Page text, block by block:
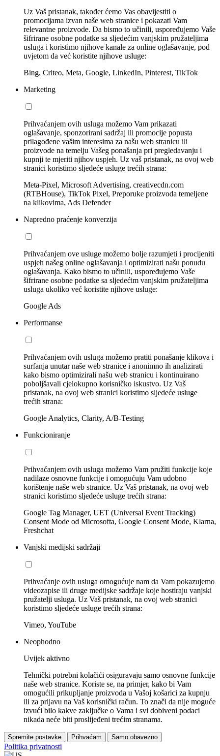
Uz Vaš pristanak, također ćemo Vas obavijestiti o
promocijama izvan naše web stranice i pokazati Vam
relevantne proizvode. Da bismo to učinili, uspoređujemo Vaše
šifrirane osobne podatke sa sljedećim vanjskim pružateljima
usluga i koristimo njihove kanale za online oglašavanje, pod
uvjetom da već koristite njihove usluge:
Bing, Criteo, Meta, Google, LinkedIn, Pinterest, TikTok
Marketing
Prihvaćanjem ovih usluga možemo Vam prikazati
oglašavanje, sponzorirani sadržaj ili promocije popusta
prilagođene vašim interesima za našu web stranicu ili
proizvode na temelju Vašeg ponašanja pri pregledavanju i
kupnji te mjeriti njihov uspjeh. Uz vaš pristanak, na ovoj web
stranici koristimo sljedeće usluge trećih strana:
Meta-Pixel, Microsoft Advertising, creativecdn.com
(RTBHouse), TikTok Pixel, Preporuke proizvoda temeljene
na klikovima, Ads Defender
Napredno praćenje konverzija
Prihvaćanjem ove usluge možemo bolje razumjeti i procijeniti
uspjeh našeg online oglašavanja i optimizirati našu ponudu
oglašavanja. Kako bismo to učinili, uspoređujemo Vaše
šifrirane osobne podatke sa sljedećim vanjskim pružateljima
usluga ukoliko već koristite njihove usluge:
Google Ads
Performanse
Prihvaćanjem ovih usluga možemo pratiti ponašanje klikova i
surfanja unutar naše web stranice i anonimno ih analizirati
kako bismo optimizirali našu web stranicu i kontinuirano
poboljšavali cjelokupno korisničko iskustvo. Uz Vaš
pristanak, na ovoj web stranici koristimo sljedeće usluge
trećih strana:
Google Analytics, Clarity, A/B-Testing
Funkcioniranje
Prihvaćanjem ovih usluga možemo Vam pružiti funkcije koje
nadilaze osnovne funkcije i omogućuju Vam udobno
korištenje naše web stranice. Uz Vaš pristanak, na ovoj web
stranici koristimo sljedeće usluge trećih strana:
Google Tag Manager, UET (Universal Event Tracking)
Consent Mode od Microsofta, Google Consent Mode, Klarna,
Freshchat
Vanjski medijski sadržaji
Prihvaćanje ovih usluga omogućuje nam da Vam pokazujemo
videozapise ili druge medijske sadržaje koje hostiraju vanjski
pružatelji usluga. Uz Vaš pristanak, na ovoj web stranici
koristimo sljedeće usluge trećih strana:
Vimeo, YouTube
Neophodno
Uvijek aktivno
Tehnički potrebni kolačići osiguravaju samo osnovne funkcije
naše web stranice. Koriste se, na primjer, kako bi Vam
omogućili prikupljanje proizvoda u Vašoj košarici za kupnju
ili za prijavu na Vaš korisnički račun. To znači da nije moguće
izvući bilo kakve zaključke o Vama i svi dobiveni podaci
nikada neće biti proslijeđeni trećim stranama.
Spremite postavke Prihvaćam Samo obavezno
Politika privatnosti